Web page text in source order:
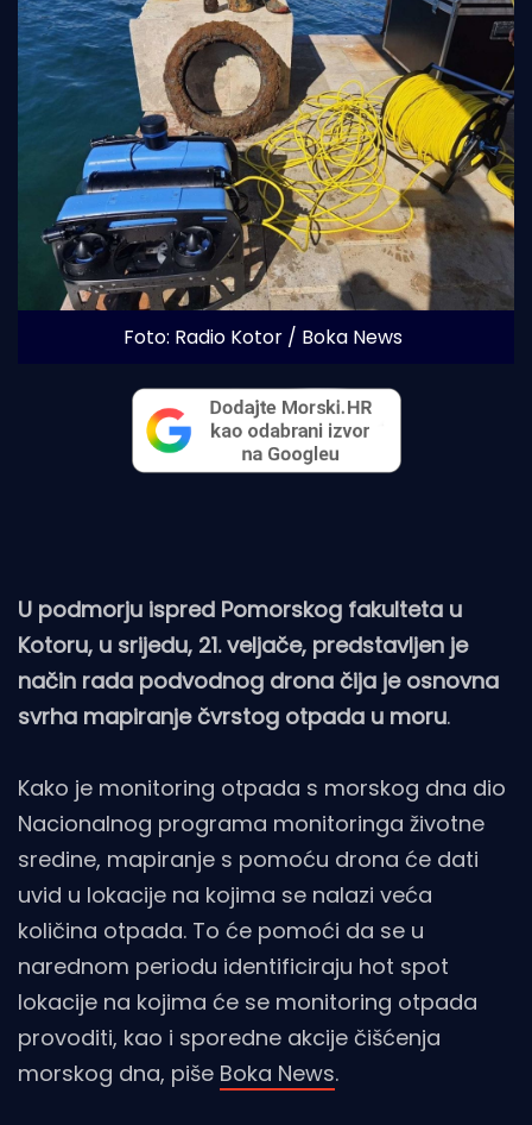
Foto: Radio Kotor / Boka News
U podmorju ispred Pomorskog fakulteta u
Kotoru, u srijedu, 21. veljače, predstavljen je
način rada podvodnog drona čija je osnovna
svrha mapiranje čvrstog otpada u moru.
Kako je monitoring otpada s morskog dna dio
Nacionalnog programa monitoringa životne
sredine, mapiranje s pomoću drona će dati
uvid u lokacije na kojima se nalazi veća
količina otpada. To će pomoći da se u
narednom periodu identificiraju hot spot
lokacije na kojima će se monitoring otpada
provoditi, kao i sporedne akcije čišćenja
morskog dna, piše Boka News.